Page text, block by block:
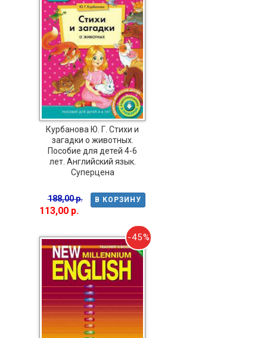
Курбанова Ю. Г. Стихи и
загадки о животных.
Пособие для детей 4-6
лет. Английский язык.
Суперцена
В КОРЗИНУ
188,00 р.
113,00 р.
-45%